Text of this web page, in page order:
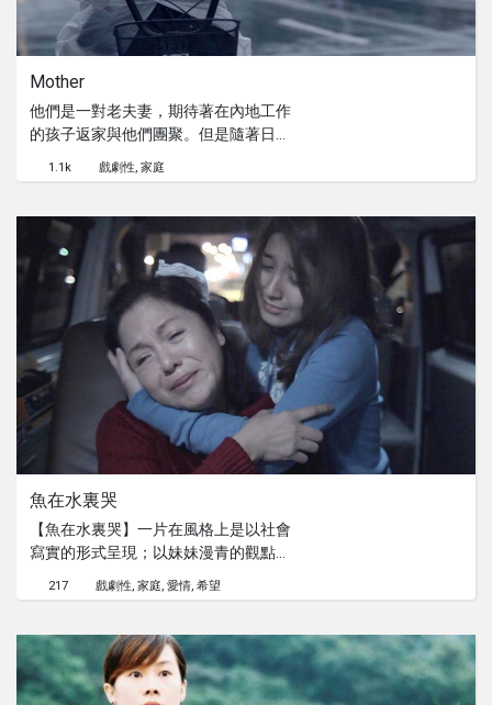
Mother
他們是一對老夫妻，期待著在內地工作
的孩子返家與他們團聚。但是隨著日
子，希望卻漸漸變得破滅...
1.1k 戲劇性 家庭
魚在水裏哭
【魚在水裏哭】一片在風格上是以社會
寫實的形式呈現；以妹妹漫青的觀點為
主線，穿插各項劇情為伏筆，隨著哥哥
光晴的情緒起伏而引發衝突，旁線表現
而不只憂鬱症患者深陷痛苦，身旁的人
也承受著壓力以及無助。
217 戲劇性 家庭 愛情 希望